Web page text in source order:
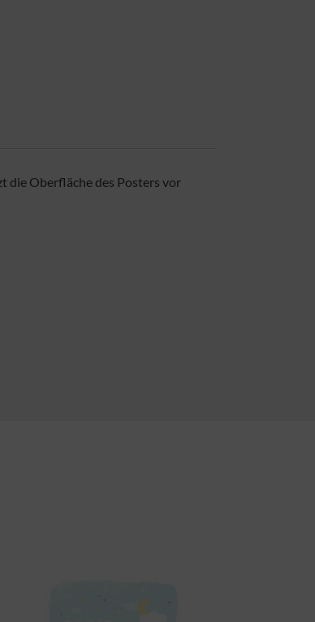
die Oberfläche des Posters vor